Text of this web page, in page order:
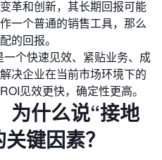
革和创新，其长期回报可能
一个普通的销售工具，那么
的回报。
一个快速见效、紧贴业务、成
决企业在当前市场环境下的
见效更快，确定性更高。
为什么说“接地
键因素？